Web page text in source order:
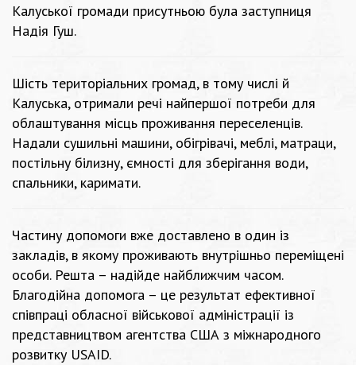
Калуської громади присутньою була заступниця
Надія Гуш.
Шість територіальних громад, в тому числі й
Калуська, отримали речі найпершої потреби для
облаштування місць проживання переселенців.
Надали сушильні машини, обігрівачі, меблі, матраци,
постільну білизну, ємності для зберігання води,
спальники, каримати.
Частину допомоги вже доставлено в один із
закладів, в якому проживають внутрішньо переміщені
особи. Решта – надійде найближчим часом.
Благодійна допомога – це результат ефективної
співпраці обласної військової адміністрації із
представництвом агентства США з міжнародного
розвитку USAID.